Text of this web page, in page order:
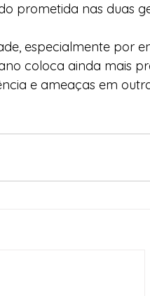
prometida nas duas
especialmente por
coloca ainda mais
e ameaças em